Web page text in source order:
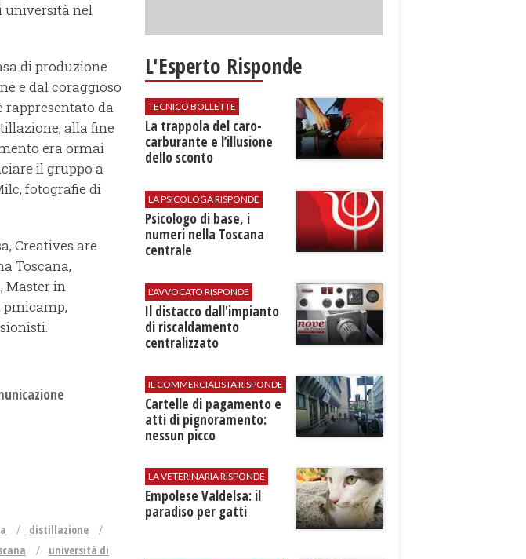
università nel
di produzione
e dal coraggioso
rappresentato da
alla fine
era ormai
il gruppo a
fotografie di
Creatives are
Toscana,
Master in
pmicamp,
distillazione
università di
L'Esperto Risponde
TECNICO BOLLETTE
​La trappola del caro-
carburante e l’illusione
dello sconto
LA PSICOLOGA RISPONDE
Psicologo di base, i
numeri nella Toscana
centrale
L'AVVOCATO RISPONDE
Il distacco dall'impianto
di riscaldamento
centralizzato
IL COMMERCIALISTA RISPONDE
Cartelle di pagamento e
atti di pignoramento:
nessun picco
LA VETERINARIA RISPONDE
Empolese Valdelsa: il
paradiso per gatti